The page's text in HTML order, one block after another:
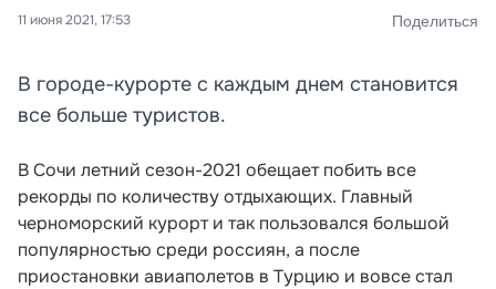
11 июня 2021, 17:53 Поделиться
В городе-курорте с каждым днем становится
все больше туристов.
В Сочи летний сезон-2021 обещает побить все
рекорды по количеству отдыхающих. Главный
черноморский курорт и так пользовался большой
популярностью среди россиян, а после
приостановки авиаполетов в Турцию и вовсе стал